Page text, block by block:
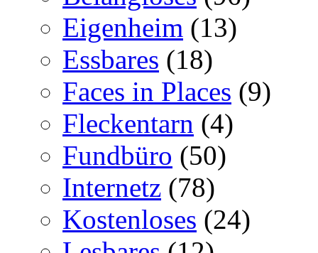
Eigenheim (13)
Essbares (18)
Faces in Places (9)
Fleckentarn (4)
Fundbüro (50)
Internetz (78)
Kostenloses (24)